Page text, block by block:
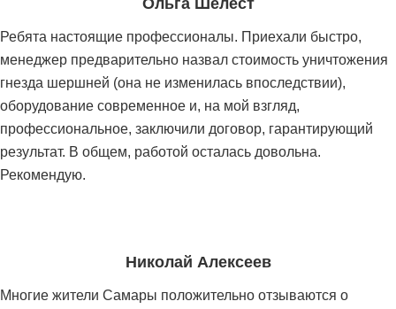
Ольга Шелест
Ребята настоящие профессионалы. Приехали быстро,
менеджер предварительно назвал стоимость уничтожения
гнезда шершней (она не изменилась впоследствии),
оборудование современное и, на мой взгляд,
профессиональное, заключили договор, гарантирующий
результат. В общем, работой осталась довольна.
Рекомендую.
Николай Алексеев
Многие жители Самары положительно отзываются о